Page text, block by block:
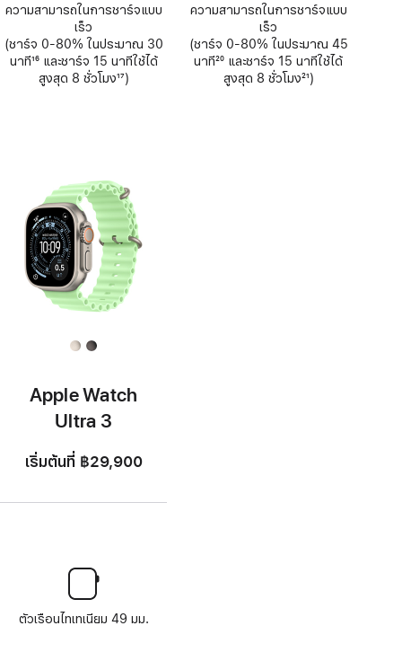
ความสามารถในการชาร์จแบบ
เร็ว
(ชาร์จ 0-80% ในประมาณ 30
นาที
เชิงอรรถ
16และชาร์จ 15 นาทีใช้ได้
สูงสุด 8 ชั่วโมง17)
ความสามารถในการชาร์จแบบ
เร็ว
(ชาร์จ 0-80% ในประมาณ 45
นาที
เชิงอรรถ
20 และชาร์จ 15 นาทีใช้ได้
สูงสุด 8 ชั่วโมง21)
Apple Watch
Ultra 3
เริ่มต้นที่ ฿29,900
ตัวเรือนไทเทเนียม 49 มม.